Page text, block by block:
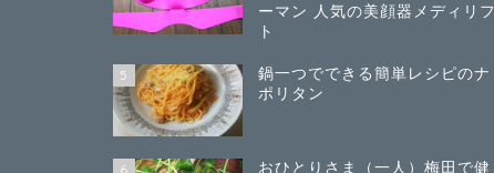
ーマン 人気の美顔器メディリフ
ト
5
鍋一つでできる簡単レシピのナ
ポリタン
6
おひとりさま（一人）梅田で健